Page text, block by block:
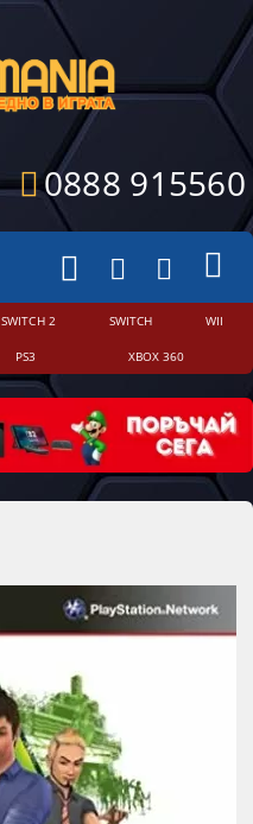
0888 915560
SWITCH 2 SWITCH WII
PS3 XBOX 360